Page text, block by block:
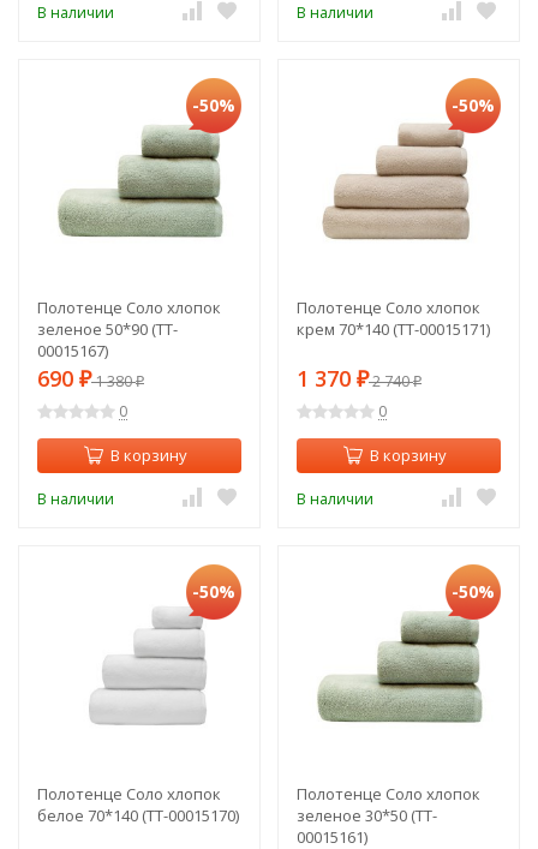
В наличии В наличии
-50%
Полотенце Соло хлопок
зеленое 50*90 (TT-
00015167)
690 ₽1 380₽
0
В корзину
В наличии
-50%
Полотенце Соло хлопок
крем 70*140 (TT-00015171)
1 370 ₽2 740₽
0
В корзину
В наличии
-50%
Полотенце Соло хлопок
белое 70*140 (TT-00015170)
-50%
Полотенце Соло хлопок
зеленое 30*50 (TT-
00015161)